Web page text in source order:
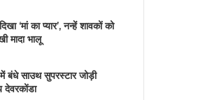
‘मां का प्यार’, नन्हें शावकों को
मादा भालू
बंधे साउथ सुपरस्टार जोड़ी
देवरकोंडा